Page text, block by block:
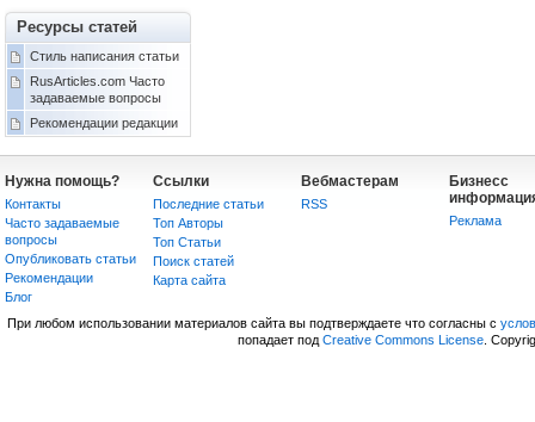
Ресурсы статей
Стиль написания статьи
RusArticles.com Часто
задаваемые вопросы
Рекомендации редакции
Нужна помощь?
Контакты
Часто задаваемые
вопросы
Опубликовать статьи
Рекомендации
Блог
Ссылки
Последние статьи
Топ Авторы
Топ Статьи
Поиск статей
Карта сайта
Вебмастерам
RSS
Бизнесс
Реклама
При любом использовании материалов сайта вы подтверждаете что согласны с
попадает под Creative Commons License.